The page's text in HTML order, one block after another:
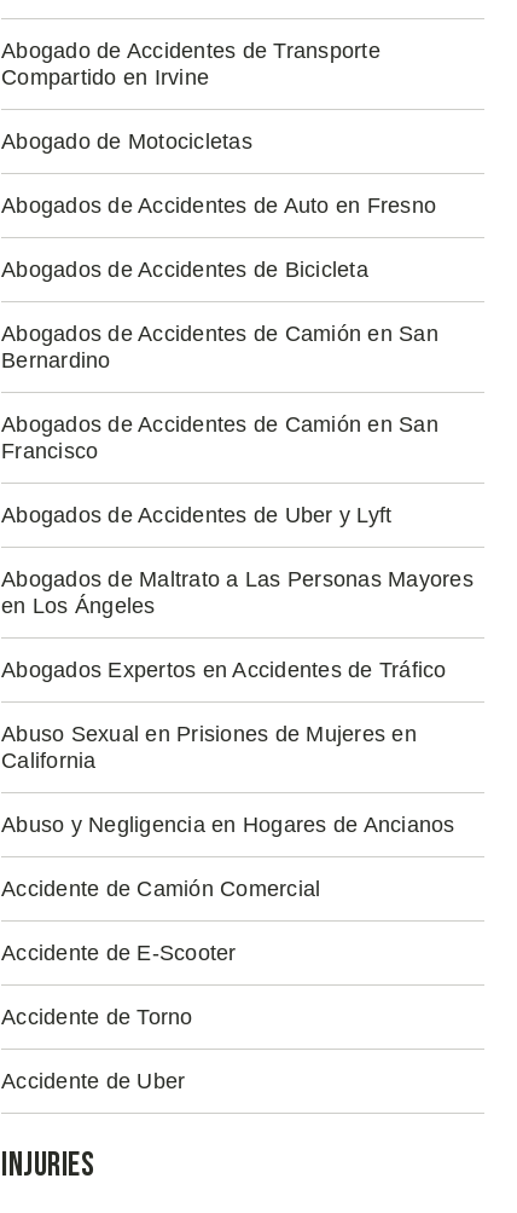
Abogado de Accidentes de Transporte
Compartido en Irvine
Abogado de Motocicletas
Abogados de Accidentes de Auto en Fresno
Abogados de Accidentes de Bicicleta
Abogados de Accidentes de Camión en San
Bernardino
Abogados de Accidentes de Camión en San
Francisco
Abogados de Accidentes de Uber y Lyft
Abogados de Maltrato a Las Personas Mayores
en Los Ángeles
Abogados Expertos en Accidentes de Tráfico
Abuso Sexual en Prisiones de Mujeres en
California
Abuso y Negligencia en Hogares de Ancianos
Accidente de Camión Comercial
Accidente de E-Scooter
Accidente de Torno
Accidente de Uber
Injuries